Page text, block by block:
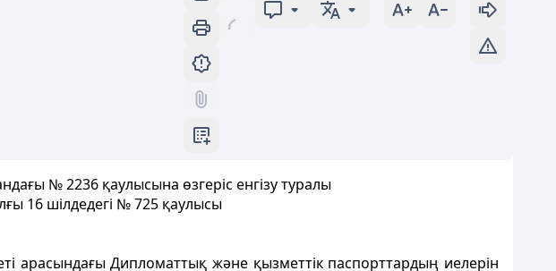
№ 2236 қаулысына өзгеріс енгізу туралы
16 шілдедегі № 725 қаулысы
арасындағы Дипломаттық және қызметтік паспорттардың иелерін